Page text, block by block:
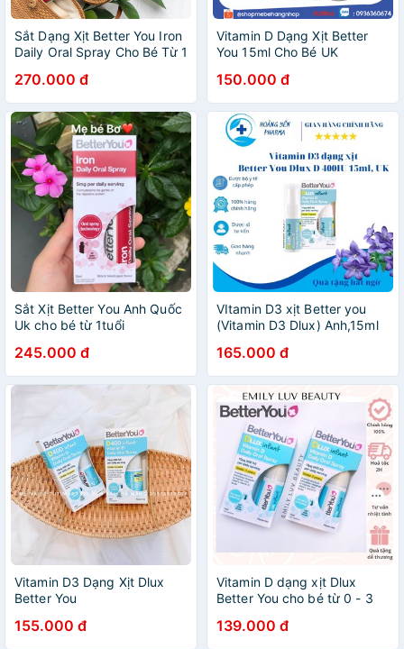
Sắt Dạng Xịt Better You Iron
Daily Oral Spray Cho Bé Từ 1
270.000 đ
Vitamin D Dạng Xịt Better
You 15ml Cho Bé UK
150.000 đ
Sắt Xịt Better You Anh Quốc
Uk cho bé từ 1tuổi
245.000 đ
VItamin D3 xịt Better you
(Vitamin D3 Dlux) Anh,15ml
tăng đề kháng cho bé-
Hoàng Yến Pharma
165.000 đ
Vitamin D3 Dạng Xịt Dlux
Better You
155.000 đ
Vitamin D dạng xịt Dlux
Better You cho bé từ 0 - 3
139.000 đ